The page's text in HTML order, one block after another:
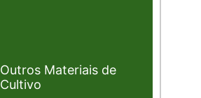
Outros Materiais de
Cultivo